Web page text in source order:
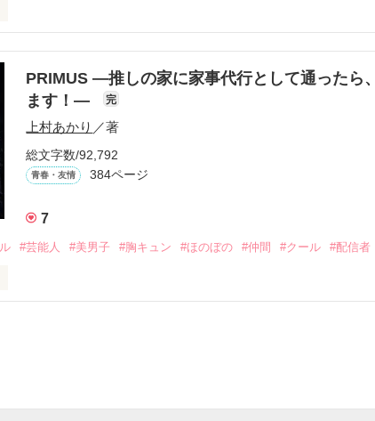
から俺たちは·····』
け感情を知らない女の子と
を教える極道達との物語。
も、助けの求め方も、何も知らなかった。
通り名・night
ぎ　さや)
りゅうが)メンバー
き　れいと)
PRIMUS ―推しの家に家事代行として通ったら
ます！―
完
上村あかり ／著
総文字数/92,792
青春・友情 384ページ
7
#芸能人 #美男子 #胸キュン #ほのぼの #仲間 #クール #配信者
もらい、「私も一歩踏み出してみたい」と思えるようになった。